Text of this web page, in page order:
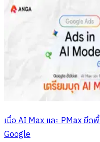
เมื่อ AI Max และ PMax ยึ
Google